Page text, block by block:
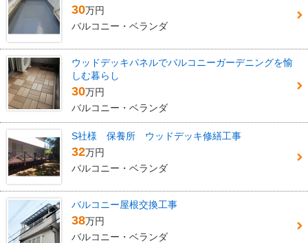
30万円
バルコニー・ベランダ
ウッドデッキパネルでバルコニーガーデニングを愉
しむ暮らし
30万円
バルコニー・ベランダ
S社様 保養所 ウッドデッキ修繕工事
32万円
バルコニー・ベランダ
バルコニー屋根交換工事
38万円
バルコニー・ベランダ